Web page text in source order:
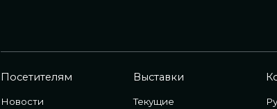
Посетителям
Новости
Выставки
Текущие